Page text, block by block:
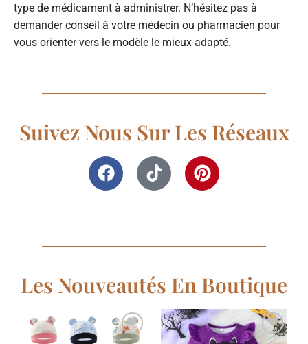
type de médicament à administrer. N’hésitez pas à
demander conseil à votre médecin ou pharmacien pour
vous orienter vers le modèle le mieux adapté.
Suivez Nous Sur Les Réseaux
Les Nouveautés En Boutique